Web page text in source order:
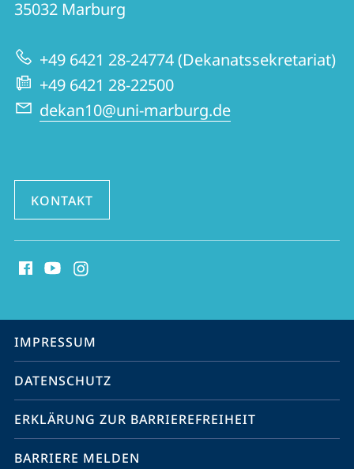
Informationen
zur
Website
|
Fremdsprachliche
Philologien
35032 Marburg
+49 6421 28-24774 (Dekanatssekretariat)
+49 6421 28-22500
dekan10@uni-marburg.de
KONTAKT
Media
Service-
Navigation
IMPRESSUM
DATENSCHUTZ
ERKLÄRUNG ZUR BARRIEREFREIHEIT
BARRIERE MELDEN